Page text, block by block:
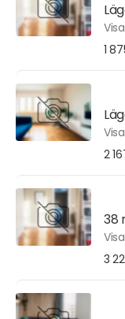
1
2
38
3